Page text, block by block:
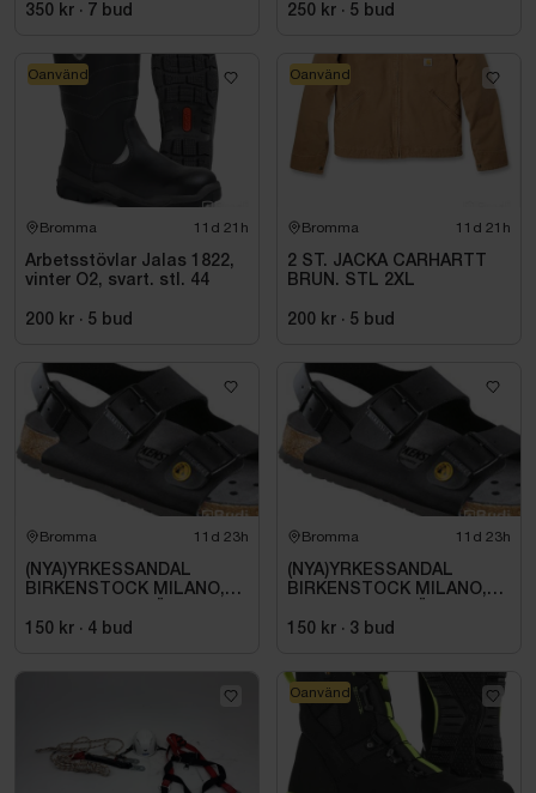
350 kr · 7 bud
SVART. STL 42
250 kr · 5 bud
Bromma 11d 21h
Arbetsstövlar Jalas 1822,
vinter O2, svart. stl. 44
200 kr · 5 bud
Oanvänd
Bromma 11d 21h
2 ST. JACKA CARHARTT
BRUN. STL 2XL
200 kr · 5 bud
Oanvänd
Bromma 11d 23h
(NYA)YRKESSANDAL
BIRKENSTOCK MILANO,
SVART. STL 42
150 kr · 4 bud
Bromma 11d 23h
(NYA)YRKESSANDAL
BIRKENSTOCK MILANO,
SVART. STL 42
150 kr · 3 bud
Oanvänd